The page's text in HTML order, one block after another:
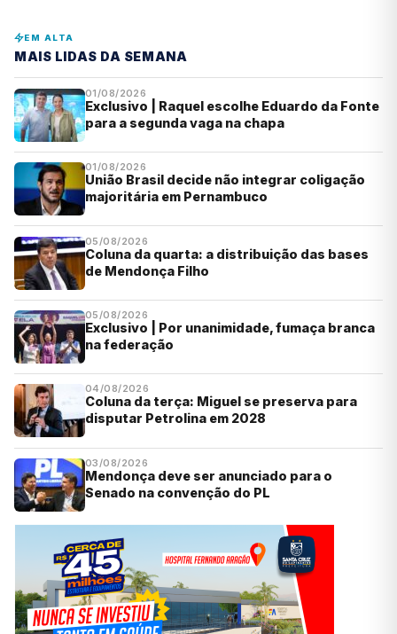
EM ALTA
MAIS LIDAS DA SEMANA
01/08/2026
Exclusivo | Raquel escolhe Eduardo da Fonte
para a segunda vaga na chapa
01/08/2026
União Brasil decide não integrar coligação
majoritária em Pernambuco
05/08/2026
Coluna da quarta: a distribuição das bases
de Mendonça Filho
05/08/2026
Exclusivo | Por unanimidade, fumaça branca
na federação
04/08/2026
Coluna da terça: Miguel se preserva para
disputar Petrolina em 2028
03/08/2026
Mendonça deve ser anunciado para o
Senado na convenção do PL